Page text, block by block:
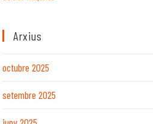
Arxius
octubre 2025
setembre 2025